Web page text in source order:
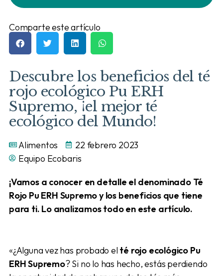
Comparte este artículo
Descubre los beneficios del té
rojo ecológico Pu ERH
Supremo, ¡el mejor té
ecológico del Mundo!
Alimentos
22 febrero 2023
Equipo Ecobaris
¡Vamos a conocer en detalle el denominado Té
Rojo Pu ERH Supremo y los beneficios que tiene
para ti. Lo analizamos todo en este artículo.
«¿Alguna vez has probado el té rojo ecológico Pu
ERH Supremo? Si no lo has hecho, estás perdiendo